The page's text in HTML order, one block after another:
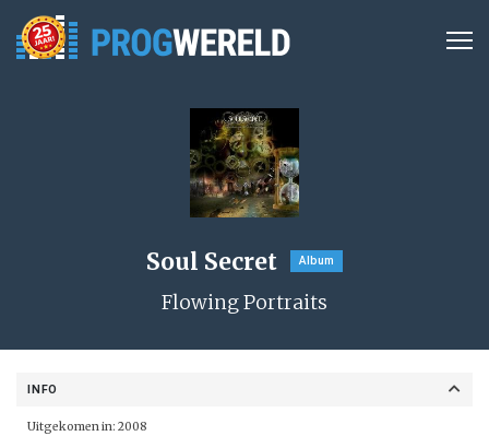
Soul Secret Album
Flowing Portraits
INFO
Uitgekomen in: 2008